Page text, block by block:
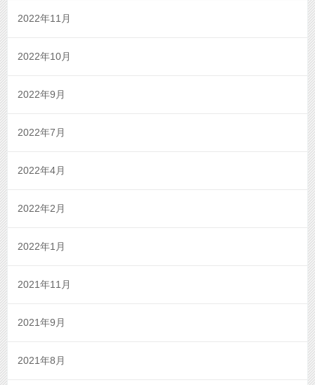
2022年11月
2022年10月
2022年9月
2022年7月
2022年4月
2022年2月
2022年1月
2021年11月
2021年9月
2021年8月